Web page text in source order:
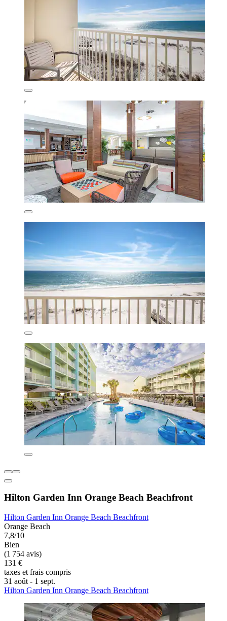
Hilton Garden Inn Orange Beach Beachfront
Hilton Garden Inn Orange Beach Beachfront
Orange Beach
7,8/10
Bien
(1 754 avis)
131 €
taxes et frais compris
31 août - 1 sept.
Hilton Garden Inn Orange Beach Beachfront